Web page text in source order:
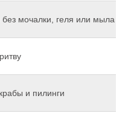
мочалки, геля или мыла
и пилинги